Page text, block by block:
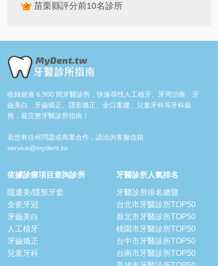
苗栗縣評分前10名診所
收錄超過 6,900 間牙醫診所，快速尋找人工植牙、牙周治療、牙
齒美白、牙齒矯正、隱形矯正、全口重建、兒童牙科等牙科服
務，最完整牙醫診所指南！
若您有任何問題或商業合作，請洽詢客服信箱
service@mydent.tw
依據診療項目查詢診所
隱適美/隱形牙套
全瓷牙冠
牙齒美白
人工植牙
牙齒矯正
兒童牙科
牙醫診所人氣排名
牙醫診所排名總覽
台北市牙醫診所TOP50
新北市牙醫診所TOP50
桃園市牙醫診所TOP50
台中市牙醫診所TOP50
台南市牙醫診所TOP50